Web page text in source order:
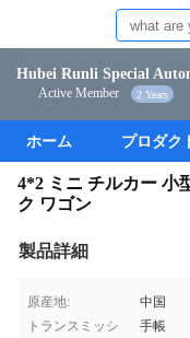
Hubei Runli Special
Active Member 2 Years
ホーム プロダク
4*2 ミニ チルカー 小
ク ワゴン
製品詳細
原産地:
中国
トランスミッシ
手帳